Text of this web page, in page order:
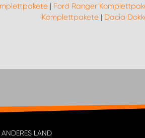
| Ford Ranger
Komplettpakete | Dacia
LAND